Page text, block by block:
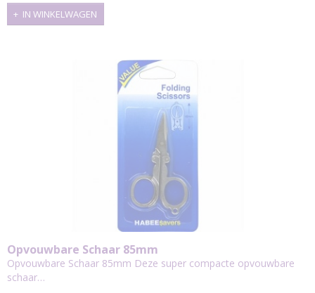
IN WINKELWAGEN
Opvouwbare Schaar 85mm
Opvouwbare Schaar 85mm Deze super compacte opvouwbare
schaar…